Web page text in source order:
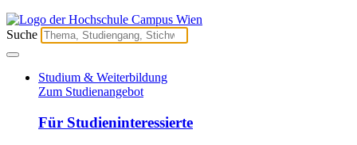
Suche
Studium & Weiterbildung
Zum Studienangebot
Für Studieninteressierte